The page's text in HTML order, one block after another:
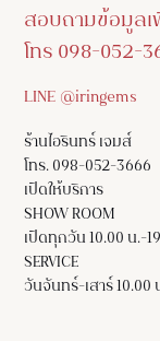
สอบถามข้อมูล
โทร 098-052-
LINE @iringems
ร้านไอรินทร์ เจมส์
โทร. 098-052-3666
เปิดให้บริการ
SHOW ROOM
เปิดทุกวัน 10.00 น.-
SERVICE
วันจันทร์-เสาร์ 10.00